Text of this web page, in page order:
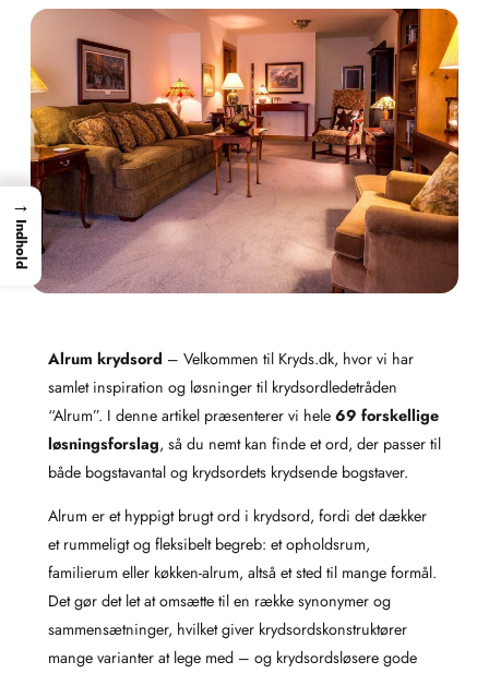
Alrum krydsord – Velkommen til Kryds.dk, hvor vi har
samlet inspiration og løsninger til krydsordledetråden
“Alrum”. I denne artikel præsenterer vi hele 69 forskellige
løsningsforslag, så du nemt kan finde et ord, der passer til
både bogstavantal og krydsordets krydsende bogstaver.
Alrum er et hyppigt brugt ord i krydsord, fordi det dækker
et rummeligt og fleksibelt begreb: et opholdsrum,
familierum eller køkken-alrum, altså et sted til mange formål.
Det gør det let at omsætte til en række synonymer og
sammensætninger, hvilket giver krydsordskonstruktører
mange varianter at lege med – og krydsordsløsere gode
→
Indhold